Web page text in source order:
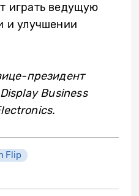
играть ведущую
и улучшении
президент
Business
Flip